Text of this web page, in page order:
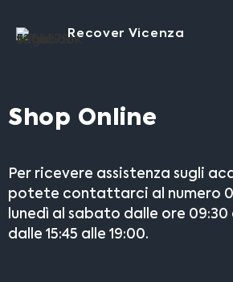
Recover Vicenza
Shop Online
Per ricevere assistenza sugli
potete contattarci al numero
lunedì al sabato dalle ore 09:30
dalle 15:45 alle 19:00.